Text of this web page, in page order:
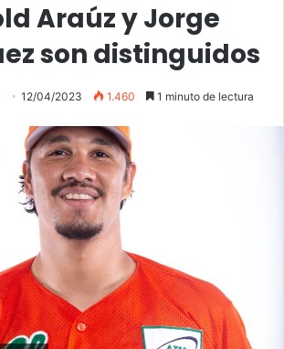
Araúz y Jorge
son distinguidos
12/04/2023 1.460 1 minuto de lectura